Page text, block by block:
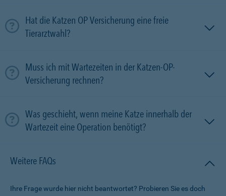
Hat die Katzen OP Versicherung eine freie
Tierarztwahl?
Muss ich mit Wartezeiten in der Katzen-OP-
Versicherung rechnen?
Was geschieht, wenn meine Katze innerhalb der
Wartezeit eine Operation benötigt?
Weitere FAQs
Ihre Frage wurde hier nicht beantwortet? Probieren Sie es doch